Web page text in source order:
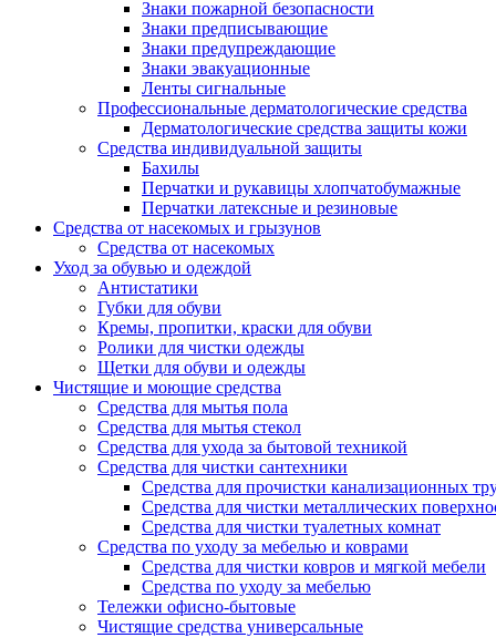
Знаки пожарной безопасности
Знаки предписывающие
Знаки предупреждающие
Знаки эвакуационные
Ленты сигнальные
Профессиональные дерматологические средства
Дерматологические средства защиты кожи
Средства индивидуальной защиты
Бахилы
Перчатки и рукавицы хлопчатобумажные
Перчатки латексные и резиновые
Средства от насекомых и грызунов
Средства от насекомых
Уход за обувью и одеждой
Антистатики
Губки для обуви
Кремы, пропитки, краски для обуви
Ролики для чистки одежды
Щетки для обуви и одежды
Чистящие и моющие средства
Средства для мытья пола
Средства для мытья стекол
Средства для ухода за бытовой техникой
Средства для чистки сантехники
Средства для прочистки канализационных
Средства для чистки металлических
Средства для чистки туалетных комнат
Средства по уходу за мебелью и коврами
Средства для чистки ковров и мягкой мебели
Средства по уходу за мебелью
Тележки офисно-бытовые
Чистящие средства универсальные